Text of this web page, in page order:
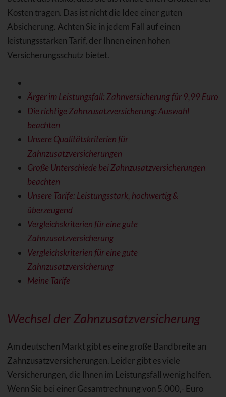
Kosten tragen. Das ist nicht die Idee einer guten
Absicherung. Achten Sie in jedem Fall auf einen
leistungsstarken Tarif, der Ihnen einen hohen
Versicherungsschutz bietet.
Ärger im Leistungsfall: Zahnversicherung für 9,99 Euro
Die richtige Zahnzusatzversicherung: Auswahl
beachten
Unsere Qualitätskriterien für
Zahnzusatzversicherungen
Große Unterschiede bei Zahnzusatzversicherungen
beachten
Unsere Tarife: Leistungsstark, hochwertig &
überzeugend
Vergleichskriterien für eine gute
Zahnzusatzversicherung
Vergleichskriterien für eine gute
Zahnzusatzversicherung
Meine Tarife
Wechsel der Zahnzusatzversicherung
Am deutschen Markt gibt es eine große Bandbreite an
Zahnzusatzversicherungen. Leider gibt es viele
Versicherungen, die Ihnen im Leistungsfall wenig helfen.
Wenn Sie bei einer Gesamtrechnung von 5.000,- Euro